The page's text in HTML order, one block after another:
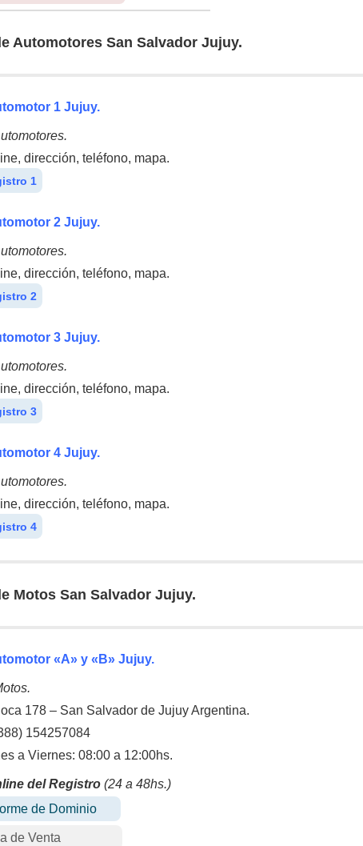
Automotores San Salvador Jujuy.
1 Jujuy.
dirección, teléfono, mapa.
1
2 Jujuy.
dirección, teléfono, mapa.
2
3 Jujuy.
dirección, teléfono, mapa.
3
4 Jujuy.
dirección, teléfono, mapa.
4
Motos San Salvador Jujuy.
«A» y «B» Jujuy.
178 – San Salvador de Jujuy Argentina.
154257084
a Viernes: 08:00 a 12:00hs.
del Registro (24 a 48hs.)
de Dominio
de Venta